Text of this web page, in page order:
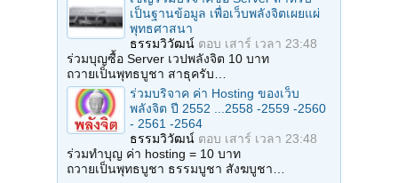
เป็นฐานข้อมูล เพื่อเว็บพลังจิตเผยแผ่
พุทธศาสนา
ธรรมวิวัฒน์ ตอบ เสาร์ เวลา 23:48
ร่วมบุญซื้อ Server เวปพลังจิต 10 บาท
ถวายเป็นพุทธบูชา สาธุครับ…
ร่วมบริจาค ค่า Hosting ของเว็บ
พลังจิต ปี 2552 ...2558 -2559 -2560
- 2561 -2564
ธรรมวิวัฒน์ ตอบ เสาร์ เวลา 23:48
ร่วมทำบุญ ค่า hosting = 10 บาท
ถวายเป็นพุทธบูชา ธรรมบูชา สังฆบูชา…